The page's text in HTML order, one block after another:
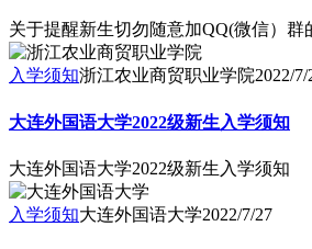
关于提醒新生切勿随意加QQ(微信）群
入学须知浙江农业商贸职业学院2022/7/
大连外国语大学2022级新生入学须知
大连外国语大学2022级新生入学须知
入学须知大连外国语大学2022/7/27